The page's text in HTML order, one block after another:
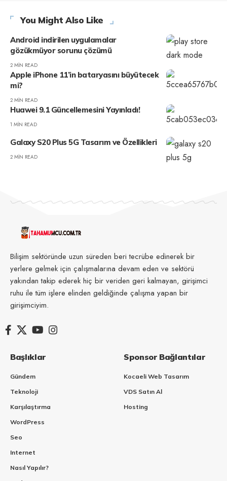
You Might Also Like
Android indirilen uygulamalar
gözükmüyor sorunu çözümü
2 MIN READ
Apple iPhone 11’in bataryasını büyütecek
mi?
2 MIN READ
Huawei 9.1 Güncellemesini Yayınladı!
1 MIN READ
Galaxy S20 Plus 5G Tasarım ve Özellikleri
2 MIN READ
Bilişim sektöründe uzun süreden beri tecrübe edinerek bir
yerlere gelmek için çalışmalarına devam eden ve sektörü
yakından takip ederek hiç bir veriden geri kalmayan, girişimci
ruhu ile tüm işlere elinden geldiğinde çalışma yapan bir
girişimciyim.
Başlıklar
Gündem
Teknoloji
Karşılaştırma
WordPress
Seo
Internet
Nasıl Yapılır?
Sponsor Bağlantılar
Kocaeli Web Tasarım
VDS Satın Al
Hosting